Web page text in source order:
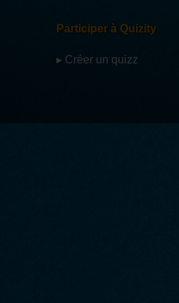
Participer à Quizity
▸ Créer un quizz